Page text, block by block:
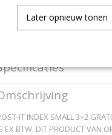
IN WINKELWAGEN
code
leverancier
IT INDEX SMALL 3+2
EX BTW. DIT PRODUCT VAN
Later opnieuw tonen